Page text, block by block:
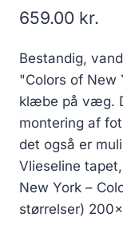
659.00 kr.
Bestandig,
"Colors of New
klæbe på væg.
montering af
det også er
Vlieseline
New York –
størrelser)